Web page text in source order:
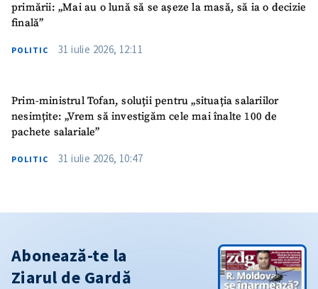
primării: „Mai au o lună să se așeze la masă, să ia o decizie
finală”
POLITIC 31 iulie 2026, 12:11
Prim-ministrul Tofan, soluții pentru „situația salariilor
nesimțite: „Vrem să investigăm cele mai înalte 100 de
pachete salariale”
POLITIC 31 iulie 2026, 10:47
Abonează-te la
Ziarul de Gardă